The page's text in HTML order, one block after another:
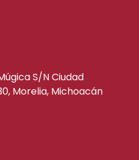
S/N Ciudad
Morelia, Michoacán